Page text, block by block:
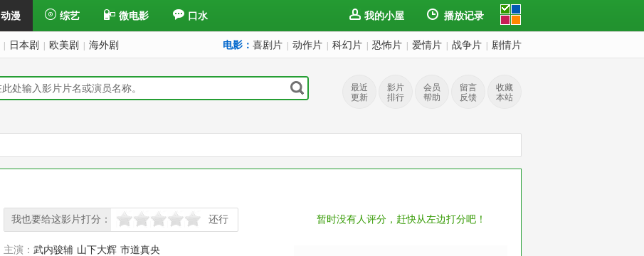
动漫 综艺 微电影 口水 我的小屋 播放记录
日本剧 欧美剧 海外剧 电影： 喜剧片 动作片 科幻片 恐怖片 爱情片 战争片 剧情片
最近
更新
影片
排行
会员
帮助
留言
反馈
收藏
本站
暂时没有人评分，赶快从左边打分吧！
我也要给这影片打分：
很差较差 还行推荐 力荐 还行
主演： 武内骏辅 山下大辉 市道真央